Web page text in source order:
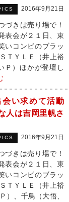
2016年9月21日
きは売り場で！
表会が２１日、東
いコンビのブラッ
ＴＹＬＥ（井上裕
Ｐ）ほかが登壇し
会い求めて活動
人は吉岡里帆さ
2016年9月21日
きは売り場で！
表会が２１日、東
いコンビのブラッ
ＴＹＬＥ（井上裕
）、千鳥（大悟、